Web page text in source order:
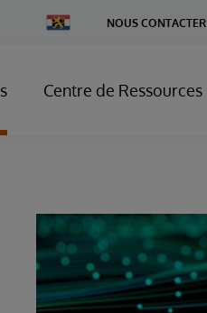
Change
Country
NOUS CONTACTER
Centre de Ressources